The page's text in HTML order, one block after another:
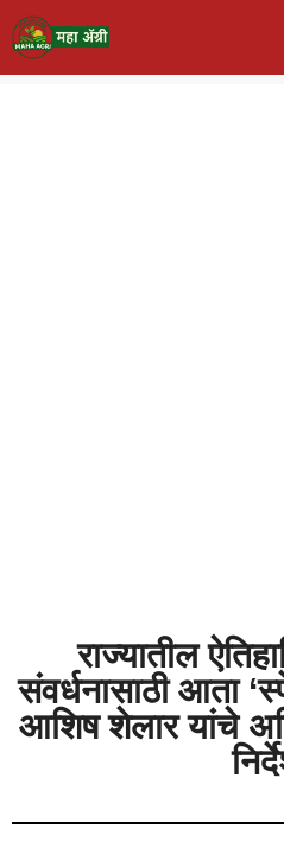
राज्यातील
संवर्धनासाठी आता
आशिष शेलार यांचे